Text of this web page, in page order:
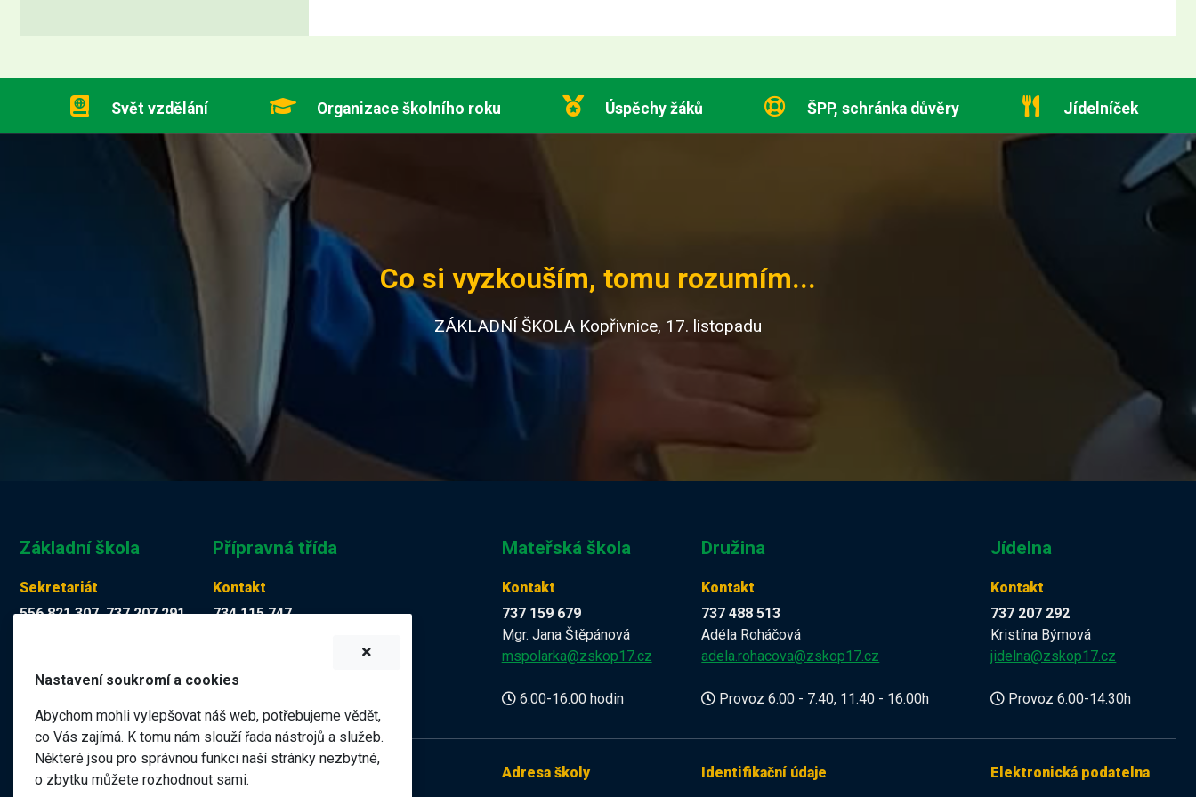
Svět vzdělání Organizace školního roku Úspěchy žáků ŠPP, schránka důvěry Jídelníček
Co si vyzkouším, tomu rozumím...
ZÁKLADNÍ ŠKOLA Kopřivnice, 17. listopadu
Základní škola
Sekretariát
556 821 307, 737 207 291
Přípravná třída
Kontakt
734 115 747
martina.muckova@zskop17.cz
Mateřská škola
Kontakt
737 159 679
Mgr. Jana Štěpánová
mspolarka@zskop17.cz
6.00-16.00 hodin
Družina
Kontakt
737 488 513
Adéla Roháčová
adela.rohacova@zskop17.cz
Provoz 6.00 - 7.40, 11.40 - 16.00h
Jídelna
Kontakt
737 207 292
Kristína Býmová
jidelna@zskop17.cz
Provoz 6.00-14.30h
Název školy Adresa školy Identifikační údaje Elektronická podatelna
Nastavení soukromí a cookies
Abychom mohli vylepšovat náš web, potřebujeme vědět,
co Vás zajímá. K tomu nám slouží řada nástrojů a služeb.
Některé jsou pro správnou funkci naší stránky nezbytné,
o zbytku můžete rozhodnout sami.